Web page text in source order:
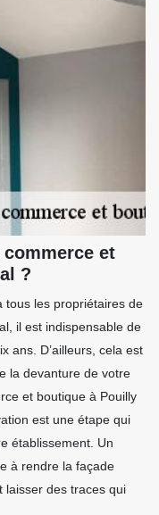
et
?
tous les propriétaires de
il est indispensable de
ans. D’ailleurs, cela est
la devanture de votre
et boutique à Pouilly
est une étape qui
établissement. Un
à rendre la façade
laisser des traces qui